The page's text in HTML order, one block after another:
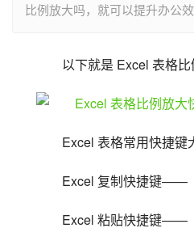
比例放大吗，就可以提升办公效
以下就是 Excel 表格比
Excel 表格常用快捷键
Excel 复制快捷键——
Excel 粘贴快捷键——